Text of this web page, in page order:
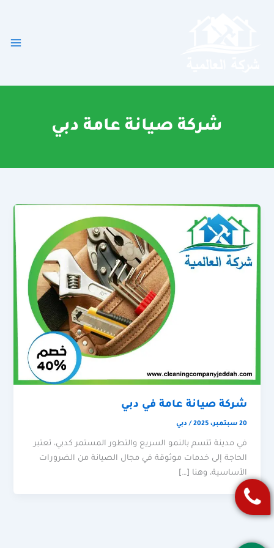
شركة صيانة عامة دبي
شركة صيانة عامة في دبي
20 سبتمبر، 2025 / دبي
في مدينة تتسم بالنمو السريع والتطور المستمر كدبي، تعتبر
الحاجة إلى خدمات موثوقة في مجال الصيانة من الضرورات
الأساسية، وهنا […]